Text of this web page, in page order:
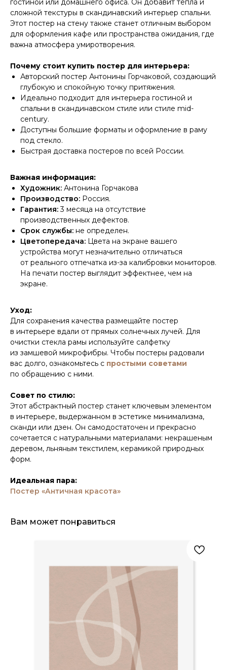
гостиной или домашнего офиса. Он добавит тепла и
сложной текстуры в скандинавский интерьер спальни.
Этот постер на стену также станет отличным выбором
для оформления кафе или пространства ожидания, где
важна атмосфера умиротворения.
Почему стоит купить постер для интерьера:
Авторский постер Антонины Горчаковой, создающий
глубокую и спокойную точку притяжения.
Идеально подходит для интерьера гостиной и
спальни в скандинавском стиле или стиле mid-
century.
Доступны большие форматы и оформление в раму
под стекло.
Быстрая доставка постеров по всей России.
Важная информация:
Художник: Антонина Горчакова
Производство: Россия.
Гарантия:3 месяца на отсутствие
производственных дефектов.
Срок службы: не определен.
Цветопередача: Цвета на экране вашего
устройства могут незначительно отличаться
от реального отпечатка из-за калибровки мониторов.
На печати постер выглядит эффектнее, чем на
экране.
Уход:
Для сохранения качества размещайте постер
в интерьере вдали от прямых солнечных лучей. Для
очистки стекла рамы используйте салфетку
из замшевой микрофибры. Чтобы постеры радовали
вас долго, ознакомьтесь с простыми советами
по обращению с ними.
Совет по стилю:
Этот абстрактный постер станет ключевым элементом
в интерьере, выдержанном в эстетике минимализма,
сканди или дзен. Он самодостаточен и прекрасно
сочетается с натуральными материалами: некрашеным
деревом, льняным текстилем, керамикой природных
форм.
Идеальная пара:
Постер «Античная красота»
Вам может понравиться